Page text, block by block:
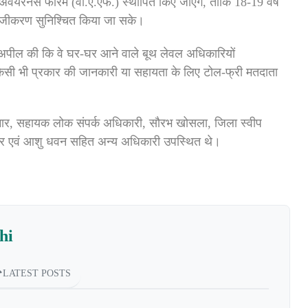
सुनिश्चित किया जा सके।
की कि वे घर-घर आने वाले बूथ लेवल अधिकारियों
भी प्रकार की जानकारी या सहायता के लिए टोल-फ्री मतदाता
सहायक लोक संपर्क अधिकारी, सौरभ खोसला, जिला स्वीप
एवं आशु धवन सहित अन्य अधिकारी उपस्थित थे।
LATEST POSTS